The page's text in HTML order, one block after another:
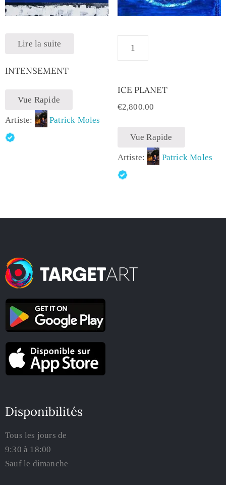
Lire la suite
INTENSEMENT
Vue Rapide
Artiste: Patrick Moles
ICE PLANET
€2,800.00
Vue Rapide
Artiste: Patrick Moles
Disponibilités
Tous les jours de
9:30 à 18:00
Sauf le dimanche